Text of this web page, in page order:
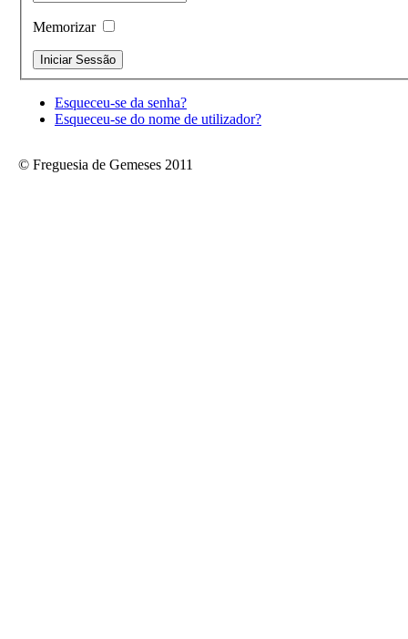
Memorizar
Esqueceu-se da senha?
Esqueceu-se do nome de utilizador?
© Freguesia de Gemeses 2011